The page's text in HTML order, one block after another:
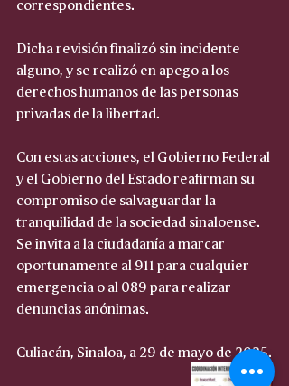
Dicha revisión finalizó sin incidente
alguno, y se realizó en apego a los
derechos humanos de las personas
privadas de la libertad.
Con estas acciones, el Gobierno Federal
y el Gobierno del Estado reafirman su
compromiso de salvaguardar la
tranquilidad de la sociedad sinaloense.
Se invita a la ciudadanía a marcar
oportunamente al 911 para cualquier
emergencia o al 089 para realizar
denuncias anónimas.
Culiacán, Sinaloa, a 29 de mayo de 2025.